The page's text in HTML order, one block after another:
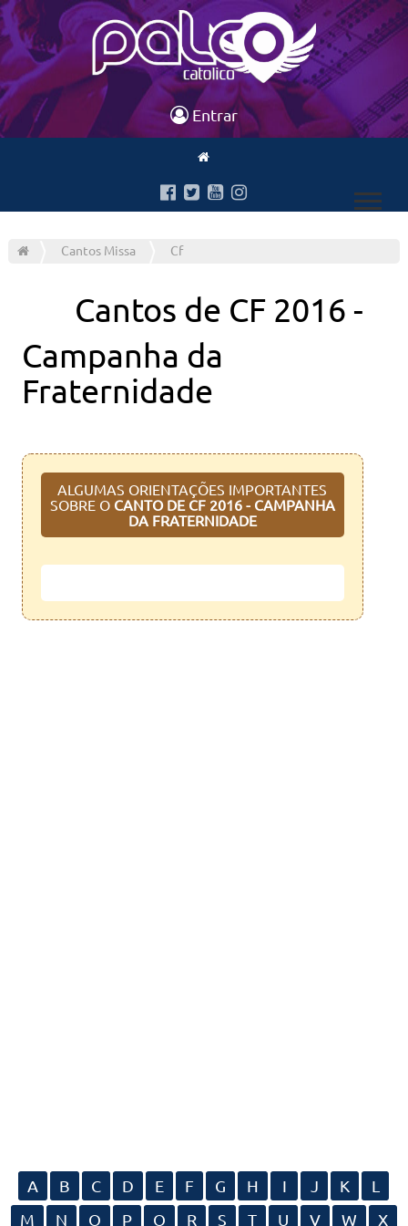
Entrar
Cantos Missa Cf
Cantos de CF 2016 -
Campanha da
Fraternidade
ALGUMAS ORIENTAÇÕES IMPORTANTES
SOBRE O CANTO DE CF 2016 - CAMPANHA
DA FRATERNIDADE
A B C D E F G H I J K
L
M
N O P Q R S T U V W X